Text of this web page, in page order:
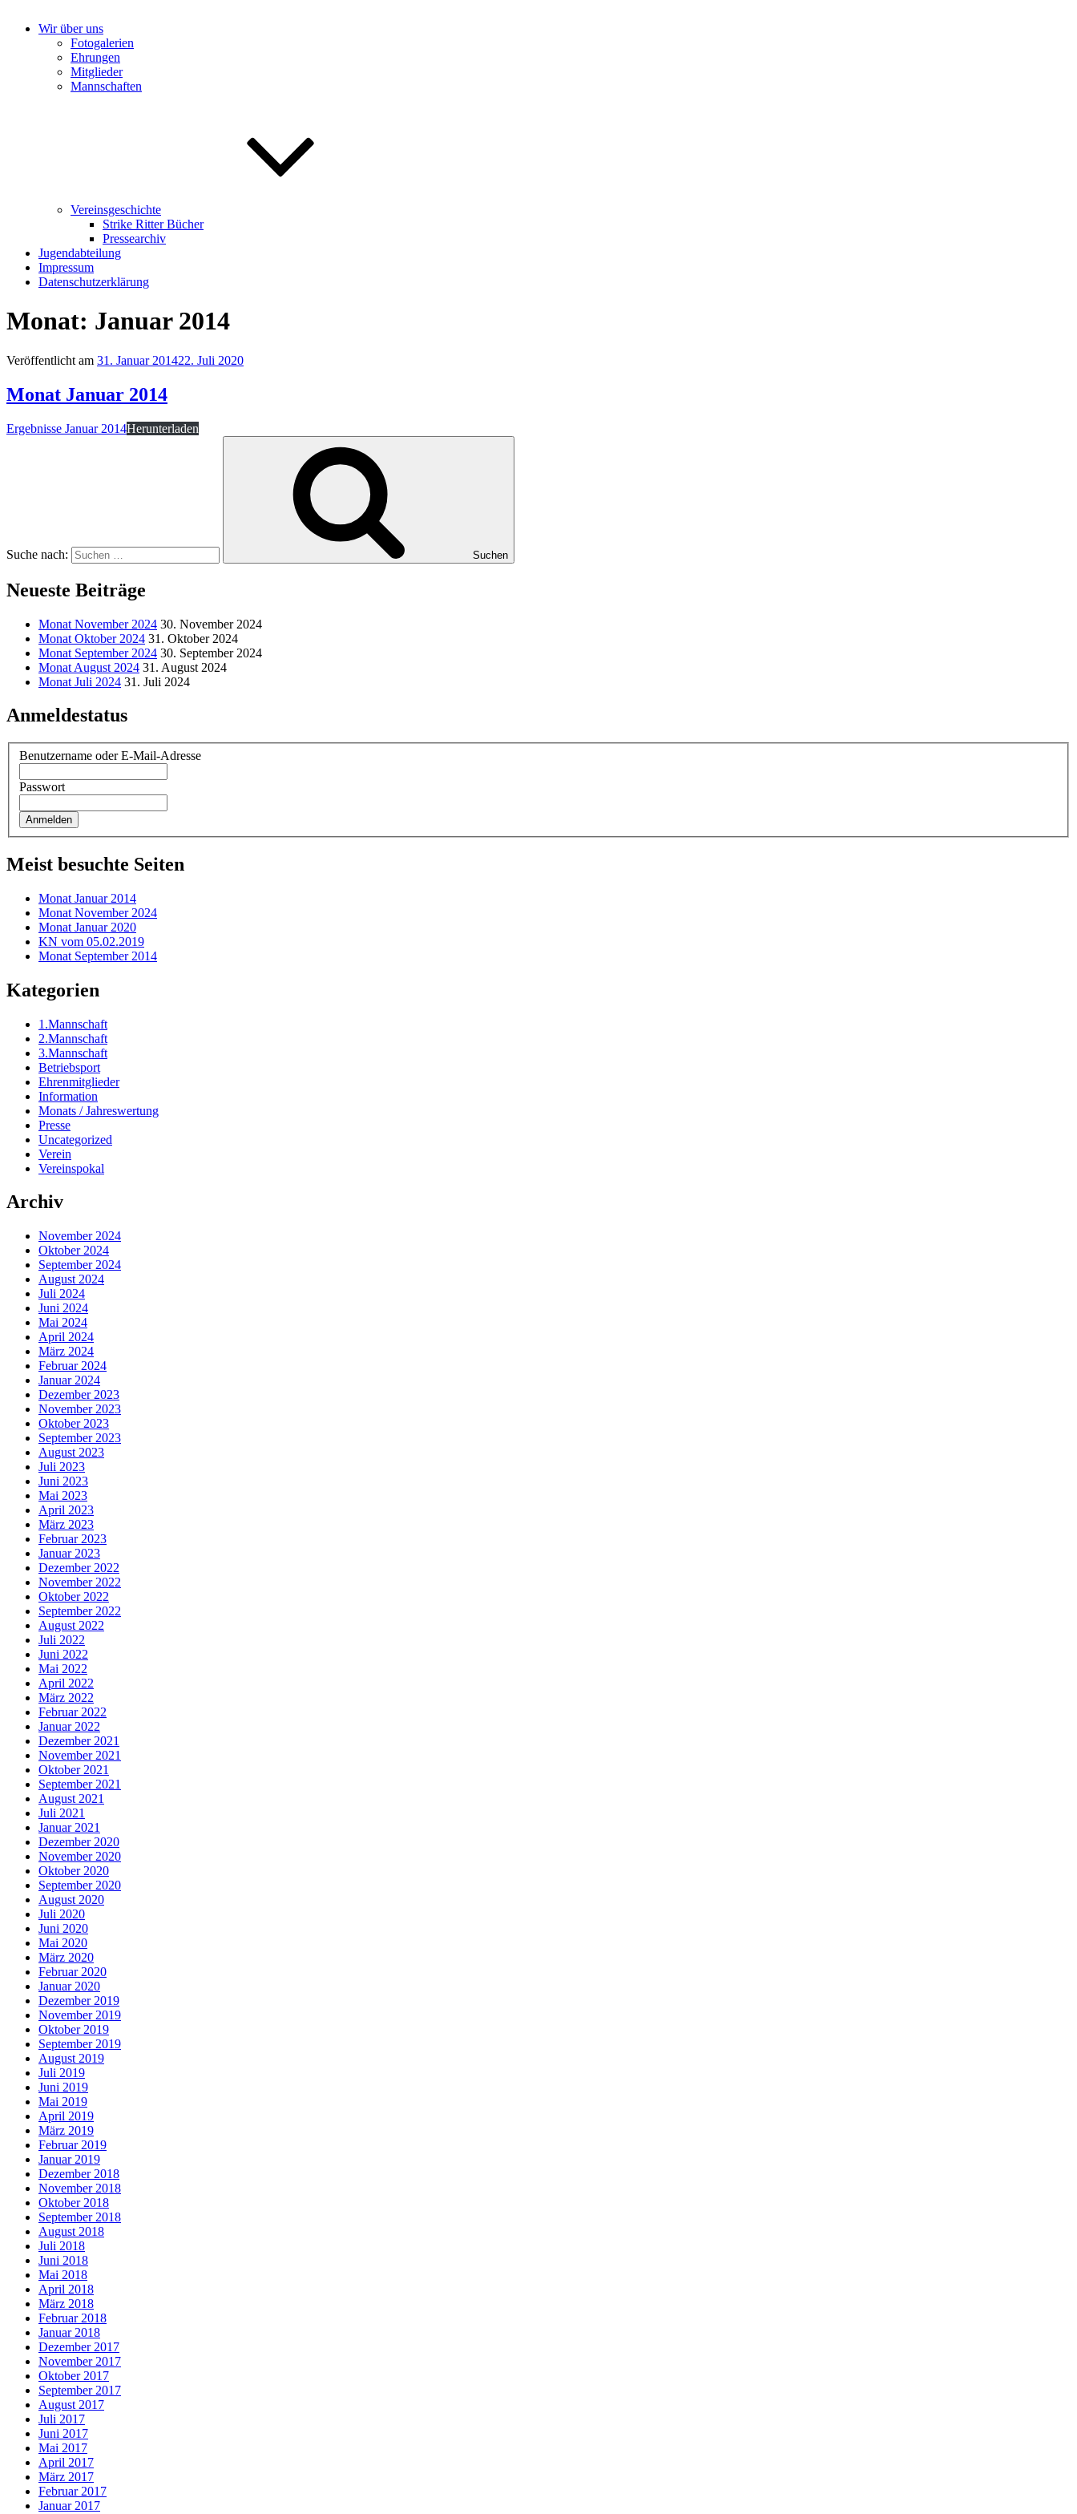
Wir über uns
Fotogalerien
Ehrungen
Mitglieder
Mannschaften
Vereinsgeschichte
Strike Ritter Bücher
Pressearchiv
Jugendabteilung
Impressum
Datenschutzerklärung
Monat: Januar 2014
Veröffentlicht am 31. Januar 201422. Juli 2020
Monat Januar 2014
Ergebnisse Januar 2014Herunterladen
Suche nach: Suchen
Neueste Beiträge
Monat November 2024 30. November 2024
Monat Oktober 2024 31. Oktober 2024
Monat September 2024 30. September 2024
Monat August 2024 31. August 2024
Monat Juli 2024 31. Juli 2024
Anmeldestatus
Benutzername oder E-Mail-Adresse
Passwort
Meist besuchte Seiten
Monat Januar 2014
Monat November 2024
Monat Januar 2020
KN vom 05.02.2019
Monat September 2014
Kategorien
1.Mannschaft
2.Mannschaft
3.Mannschaft
Betriebsport
Ehrenmitglieder
Information
Monats / Jahreswertung
Presse
Uncategorized
Verein
Vereinspokal
Archiv
November 2024
Oktober 2024
September 2024
August 2024
Juli 2024
Juni 2024
Mai 2024
April 2024
März 2024
Februar 2024
Januar 2024
Dezember 2023
November 2023
Oktober 2023
September 2023
August 2023
Juli 2023
Juni 2023
Mai 2023
April 2023
März 2023
Februar 2023
Januar 2023
Dezember 2022
November 2022
Oktober 2022
September 2022
August 2022
Juli 2022
Juni 2022
Mai 2022
April 2022
März 2022
Februar 2022
Januar 2022
Dezember 2021
November 2021
Oktober 2021
September 2021
August 2021
Juli 2021
Januar 2021
Dezember 2020
November 2020
Oktober 2020
September 2020
August 2020
Juli 2020
Juni 2020
Mai 2020
März 2020
Februar 2020
Januar 2020
Dezember 2019
November 2019
Oktober 2019
September 2019
August 2019
Juli 2019
Juni 2019
Mai 2019
April 2019
März 2019
Februar 2019
Januar 2019
Dezember 2018
November 2018
Oktober 2018
September 2018
August 2018
Juli 2018
Juni 2018
Mai 2018
April 2018
März 2018
Februar 2018
Januar 2018
Dezember 2017
November 2017
Oktober 2017
September 2017
August 2017
Juli 2017
Juni 2017
Mai 2017
April 2017
März 2017
Februar 2017
Januar 2017